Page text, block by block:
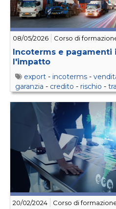
08/05/2026 Corso di
Incoterms e pagamenti
l'impatto
export - incoterms -
garanzia - credito - rischio -
20/02/2024 Corso di